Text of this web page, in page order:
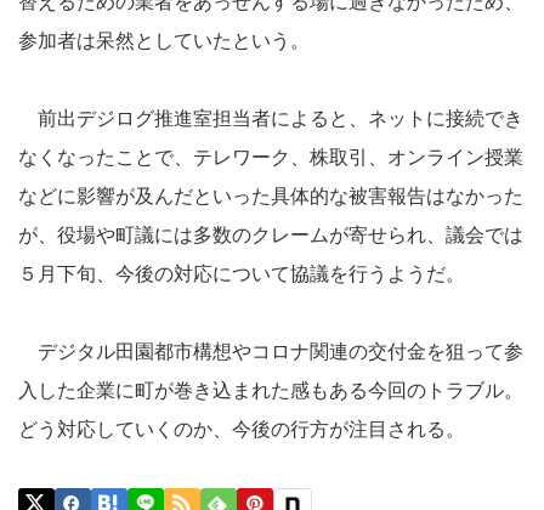
参加者は呆然としていたという。
前出デジログ推進室担当者によると、ネットに接続でき
なくなったことで、テレワーク、株取引、オンライン授業
などに影響が及んだといった具体的な被害報告はなかった
が、役場や町議には多数のクレームが寄せられ、議会では
５月下旬、今後の対応について協議を行うようだ。
デジタル田園都市構想やコロナ関連の交付金を狙って参
入した企業に町が巻き込まれた感もある今回のトラブル。
どう対応していくのか、今後の行方が注目される。